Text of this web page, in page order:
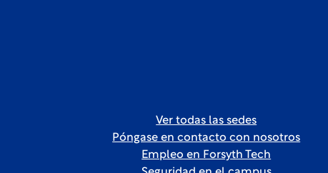
Ver todas las sedes
Póngase en contacto con nosotros
Empleo en Forsyth Tech